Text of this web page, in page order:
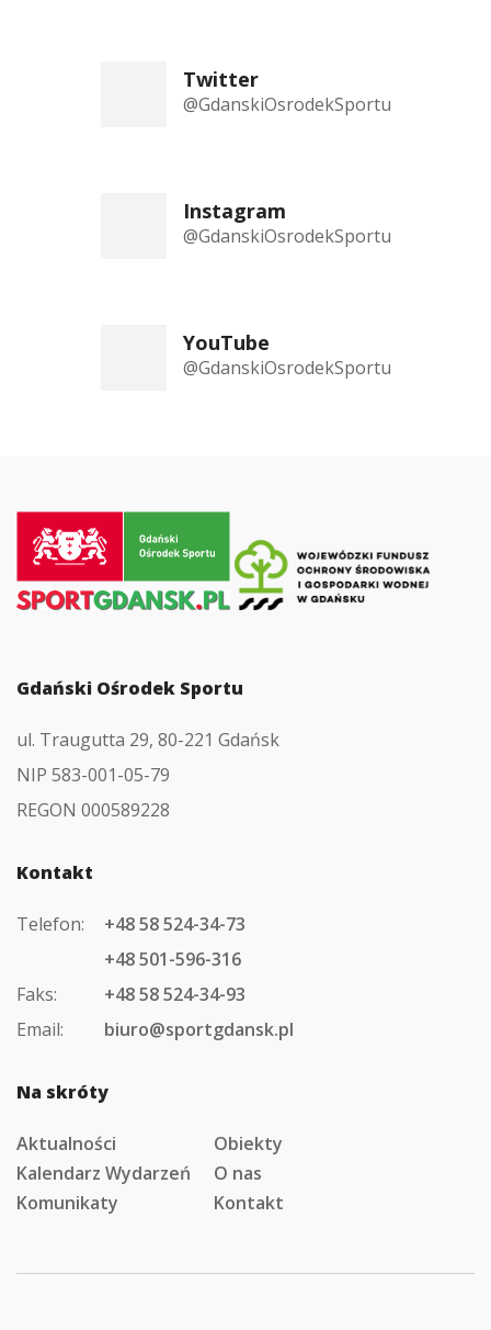
Twitter
@GdanskiOsrodekSportu
Instagram
@GdanskiOsrodekSportu
YouTube
@GdanskiOsrodekSportu
do
strony
głównej
Gdański Ośrodek Sportu
ul. Traugutta 29, 80-221 Gdańsk
NIP 583-001-05-79
REGON 000589228
Kontakt
Telefon:
+48 58 524-34-73
+48 501-596-316
Faks:
+48 58 524-34-93
Email:
biuro@sportgdansk.pl
Na skróty
Aktualności
Obiekty
Kalendarz Wydarzeń
O nas
Komunikaty
Kontakt